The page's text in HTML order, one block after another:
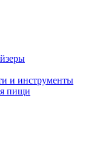
и инструменты
пищи